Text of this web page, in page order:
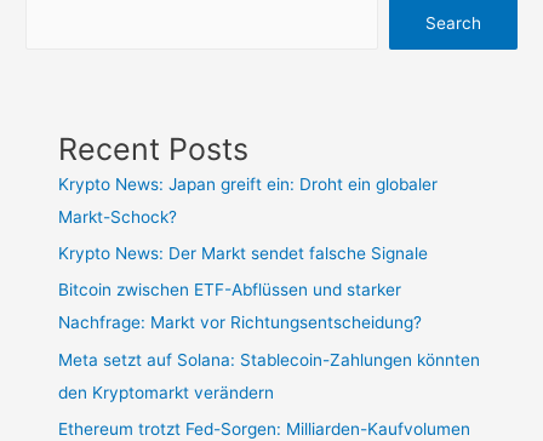
Search
Recent Posts
Krypto News: Japan greift ein: Droht ein globaler
Markt-Schock?
Krypto News: Der Markt sendet falsche Signale
Bitcoin zwischen ETF-Abflüssen und starker
Nachfrage: Markt vor Richtungsentscheidung?
Meta setzt auf Solana: Stablecoin-Zahlungen könnten
den Kryptomarkt verändern
Ethereum trotzt Fed-Sorgen: Milliarden-Kaufvolumen